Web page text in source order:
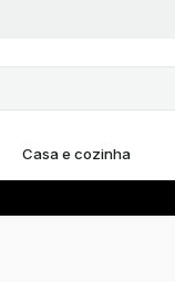
Casa e cozinha